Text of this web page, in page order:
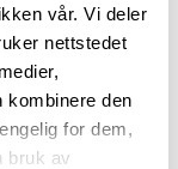
vår. Vi deler
nettstedet
kombinere den
for dem,
bruk av